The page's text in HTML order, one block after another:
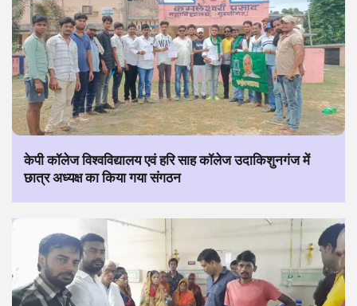
केपी कॉलेज विश्वविद्यालय एवं हरि साह कॉलेज उदाकिशुनगंज में
छात्र अध्यक्ष का किया गया संगठन